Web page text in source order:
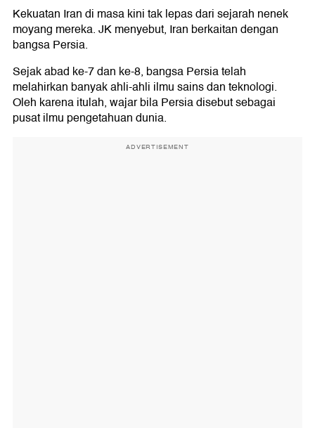
Kekuatan Iran di masa kini tak lepas dari sejarah nenek
moyang mereka. JK menyebut, Iran berkaitan dengan
bangsa Persia.
Sejak abad ke-7 dan ke-8, bangsa Persia telah
melahirkan banyak ahli-ahli ilmu sains dan teknologi.
Oleh karena itulah, wajar bila Persia disebut sebagai
pusat ilmu pengetahuan dunia.
ADVERTISEMENT